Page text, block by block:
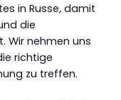
in Russe, damit
die
Wir nehmen uns
richtige
zu treffen.